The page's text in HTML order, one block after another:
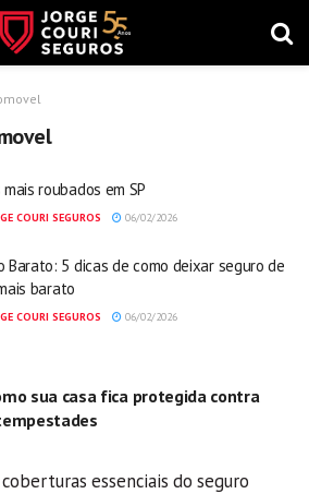
mais roubados em SP
COURI SEGUROS 06/02/2026
Barato: 5 dicas de como deixar seguro de
barato
COURI SEGUROS 06/02/2026
sua casa fica protegida contra
essenciais do seguro